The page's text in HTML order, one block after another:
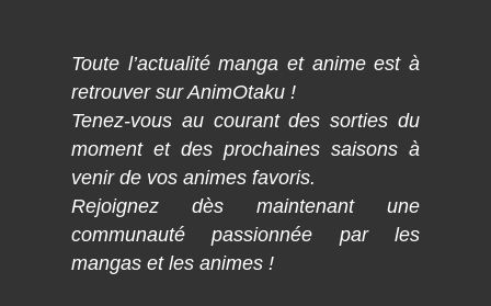
Toute l’actualité manga et anime est à
retrouver sur AnimOtaku !
Tenez-vous au courant des sorties du
moment et des prochaines saisons à
venir de vos animes favoris.
Rejoignez dès maintenant une
communauté passionnée par les
mangas et les animes !